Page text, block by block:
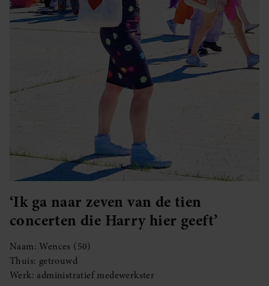
‘Ik ga naar zeven van de tien
concerten die Harry hier geeft’
Naam: Wences (50)
Thuis: getrouwd
Werk: administratief medewerkster